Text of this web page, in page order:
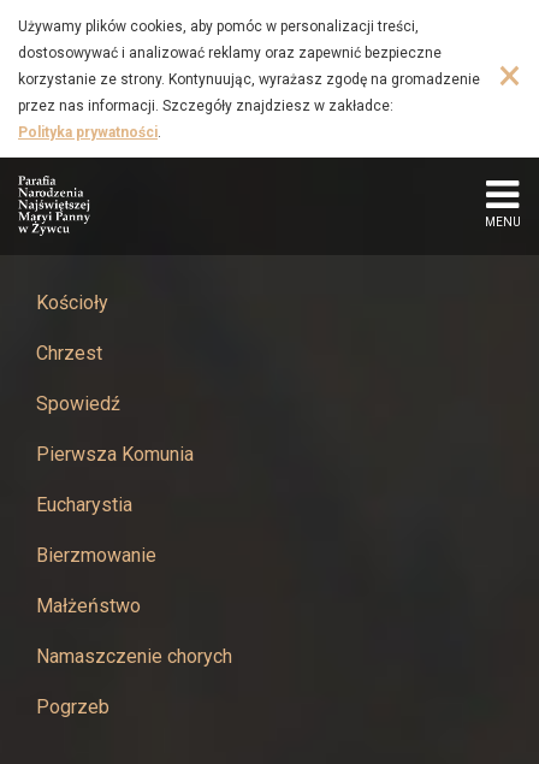
Ogłoszenia
Parafia
Narodzenia
Najświętszej
Maryi
Panny
w
Żywcu
do
głównej
treści
Używamy plików cookies, aby pomóc w personalizacji treści,
dostosowywać i analizować reklamy oraz zapewnić bezpieczne
korzystanie ze strony. Kontynuując, wyrażasz zgodę na gromadzenie
przez nas informacji. Szczegóły znajdziesz w zakładce:
Polityka prywatności.
×
MENU
Kościoły
Chrzest
Spowiedź
Pierwsza Komunia
Eucharystia
Bierzmowanie
Małżeństwo
Namaszczenie chorych
Pogrzeb